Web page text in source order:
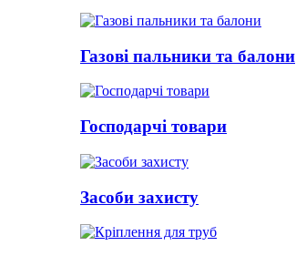
Газові пальники та балони
Господарчі товари
Засоби захисту